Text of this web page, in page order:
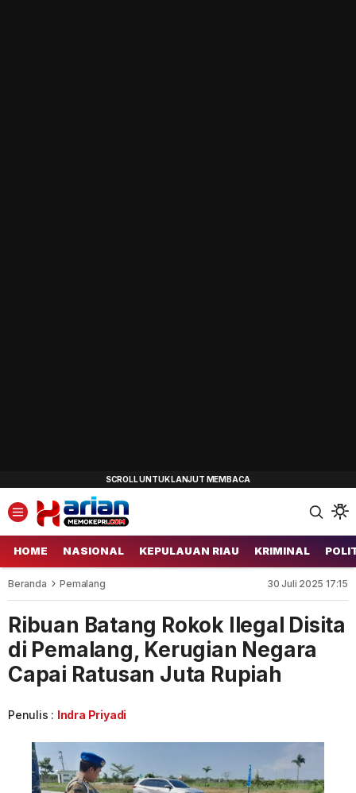
HOME NASIONAL KEPULAUAN RIAU KRIMINAL
Beranda Pemalang 30 Juli 2025 17:15
Ribuan Batang Rokok Ilegal Disita
di Pemalang, Kerugian Negara
Capai Ratusan Juta Rupiah
Penulis : Indra Priyadi